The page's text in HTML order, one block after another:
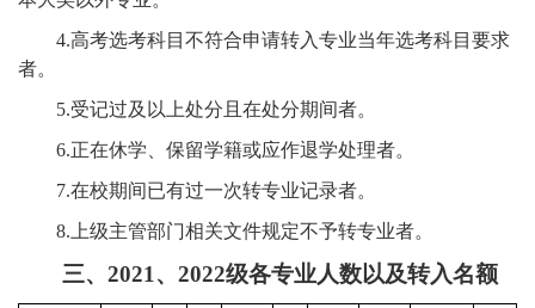
4.高考选考科目不符合申请转入专业当年选考科目要求
者。
5.受记过及以上处分且在处分期间者。
6.正在休学、保留学籍或应作退学处理者。
7.在校期间已有过一次转专业记录者。
8. 上级主管部门相关文件规定不予转专业者。
三、 2021 、 2022级各专业人数以及转入名额